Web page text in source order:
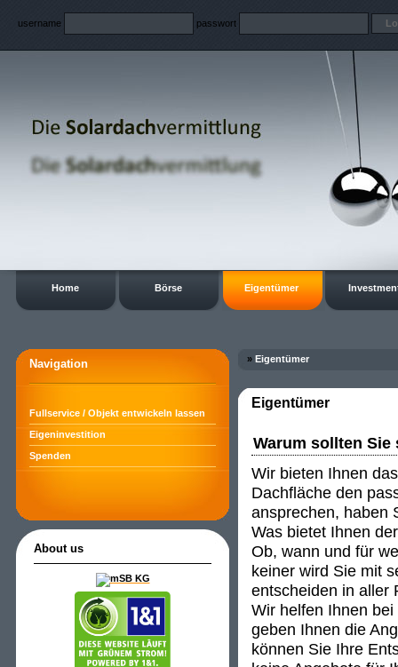
username passwort
Home Börse Eigentümer
Navigation
Fullservice / Objekt entwickeln lassen
Eigeninvestition
Spenden
About us
» Eigentümer
Eigentümer
Warum sollten
Wir bieten Ihnen
Dachfläche den
ansprechen, haben
Was bietet Ihnen
Ob, wann und für
keiner wird Sie mit
entscheiden in aller
Wir helfen Ihnen
geben Ihnen die
können Sie Ihre